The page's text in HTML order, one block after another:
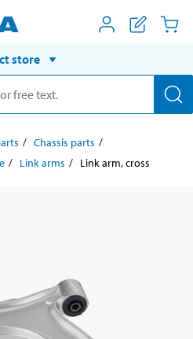
store
Chassis parts
Link arms Link arm, cross